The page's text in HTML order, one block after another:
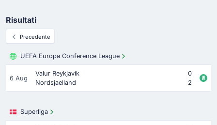
Risultati
Precedente
UEFA Europa Conference League
6 Aug
Valur Reykjavik
0
Nordsjaelland
2
Superliga